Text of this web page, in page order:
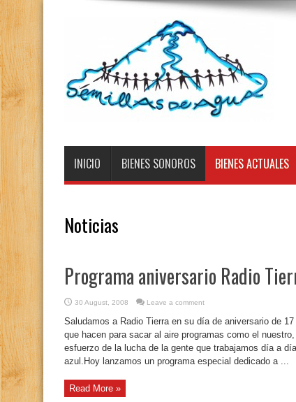
INICIO BIENES SONOROS BIENES ACTUALES
Noticias
Programa aniversario Radio
30 August, 2008 Leave a comment
Saludamos a Radio Tierra en su día de aniversario de
que hacen para sacar al aire programas como el
esfuerzo de la lucha de la gente que trabajamos día a
azul.Hoy lanzamos un programa especial dedicado a ...
Read More »